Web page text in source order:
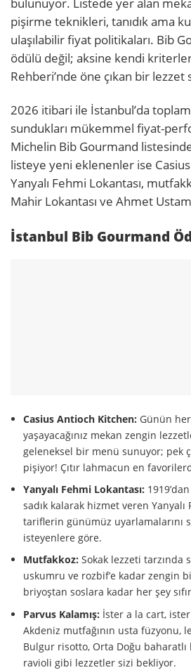
pişirme teknikleri, tanıdık ama
ulaşılabilir fiyat politikaları. Bib
ödülü değil; aksine kendi
Rehberi’nde öne çıkan bir lezzet
2026 itibari ile İstanbul’da
sundukları mükemmel fiyat-
Michelin Bib Gourmand
listeye yeni eklenenler ise
Yanyalı Fehmi Lokantası,
Mahir Lokantası ve Ahmet
İstanbul Bib Gourmand
Casius Antioch Kitchen: Günün
yaşayacağınız mekan zengin
geleneksel bir menü sunuyor; pek
pişiyor! Çıtır lahmacun en
Yanyalı Fehmi Lokantası:
sadık kalarak hizmet veren Yanyalı
tariflerin günümüz uyarlamalarını
isteyenlere göre.
Mutfakkoz:Sokak lezzeti tarzında
uskumru ve rozbif’e kadar zengin
briyoştan soslara kadar her şey
Parvus Kalamış: İster a la cart,
Akdeniz mutfağının usta füzyonu,
Bulgur risotto, Orta Doğu
ravioli gibi lezzetler sizi bekliyor.